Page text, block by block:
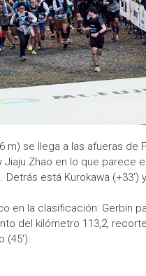
m) se llega a las afueras
Jiaju Zhao en lo que parece
está Kurokawa (+33')
en la clasificación:
del kilómetro 113,2,
(45').